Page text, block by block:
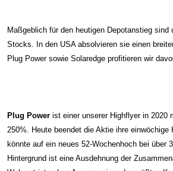
Maßgeblich für den heutigen Depotanstieg sind
Stocks. In den USA absolvieren sie einen
Plug Power sowie Solaredge profitieren wir
Plug Power ist einer unserer Highflyer in 2020
250%. Heute beendet die Aktie ihre einwöchige
könnte auf ein neues 52-Wochenhoch bei über
Hintergrund ist eine Ausdehnung der